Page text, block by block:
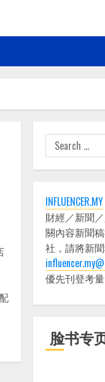
Search
for:
INFLUENCER.MY
財經／新聞
關內容新聞稿
社，請將新
優先刊登考量
脸书专